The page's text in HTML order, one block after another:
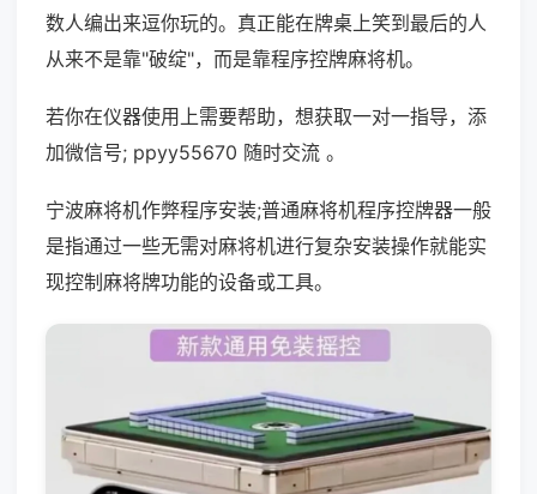
数人编出来逗你玩的。真正能在牌桌上笑到最后的人
从来不是靠"破绽"，而是靠程序控牌麻将机。
若你在仪器使用上需要帮助，想获取一对一指导，添
加微信号; ppyy55670 随时交流 。
宁波麻将机作弊程序安装;普通麻将机程序控牌器一般
是指通过一些无需对麻将机进行复杂安装操作就能实
现控制麻将牌功能的设备或工具。